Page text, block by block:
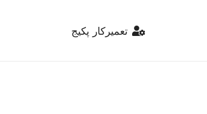
تعمیرکار پکیج